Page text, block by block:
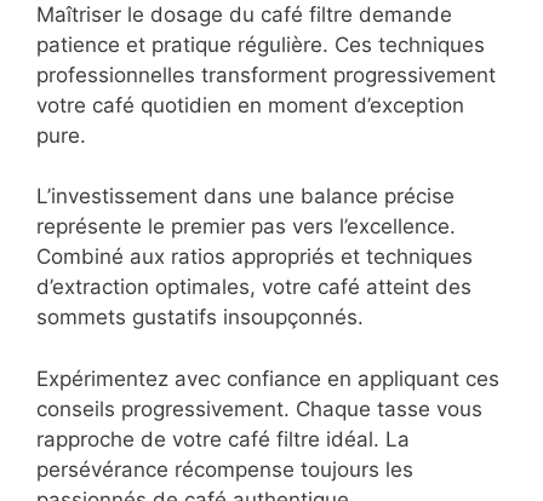
Maîtriser le dosage du café filtre demande
patience et pratique régulière. Ces techniques
professionnelles transforment progressivement
votre café quotidien en moment d’exception
pure.
L’investissement dans une balance précise
représente le premier pas vers l’excellence.
Combiné aux ratios appropriés et techniques
d’extraction optimales, votre café atteint des
sommets gustatifs insoupçonnés.
Expérimentez avec confiance en appliquant ces
conseils progressivement. Chaque tasse vous
rapproche de votre café filtre idéal. La
persévérance récompense toujours les